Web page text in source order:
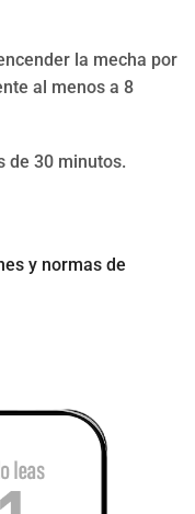
la mecha por
al menos a 8
de 30 minutos.
y normas de